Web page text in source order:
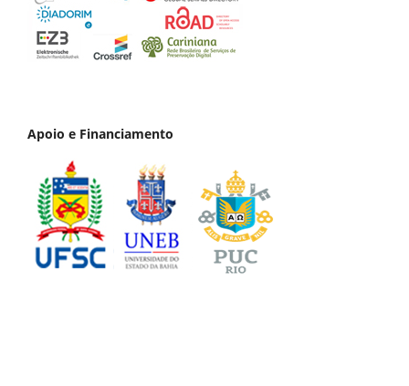
Apoio e Financiamento